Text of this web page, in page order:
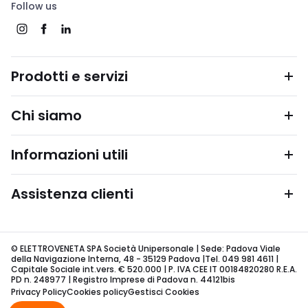
Follow us
Prodotti e servizi
Chi siamo
Informazioni utili
Assistenza clienti
© ELETTROVENETA SPA Società Unipersonale | Sede: Padova Viale
della Navigazione Interna, 48 - 35129 Padova |Tel. 049 981 4611 |
Capitale Sociale int.vers. € 520.000 | P. IVA CEE IT 00184820280 R.E.A.
PD n. 248977 | Registro Imprese di Padova n. 44121bis
Privacy PolicyCookies policyGestisci Cookies